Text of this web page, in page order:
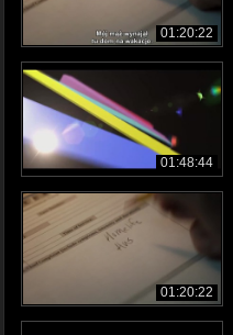
01:20:22
01:48:44
01:20:22